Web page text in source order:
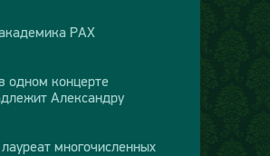
РАХ
одном концерте
Александру
многочисленных